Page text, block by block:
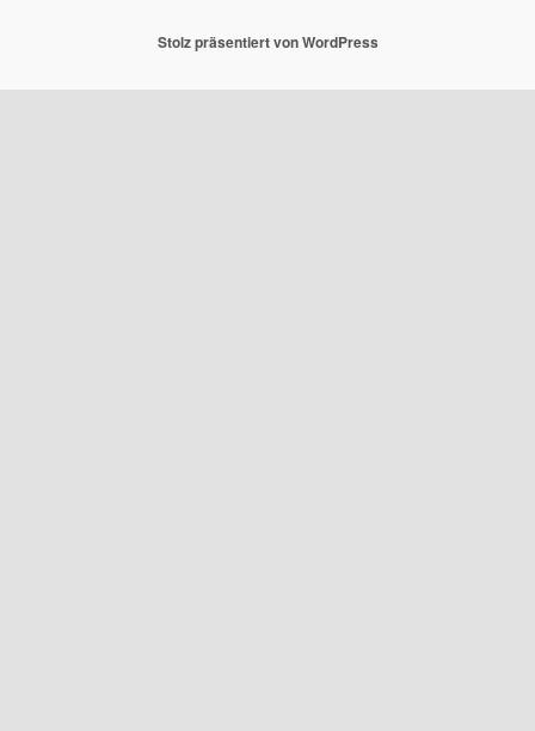
Stolz präsentiert von WordPress